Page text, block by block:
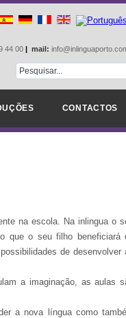
44 00 | mail:
CONTACTOS
na escola. Na inlingua o
que o seu filho beneficiará
de desenvolver
a imaginação, as aulas
a nova língua como